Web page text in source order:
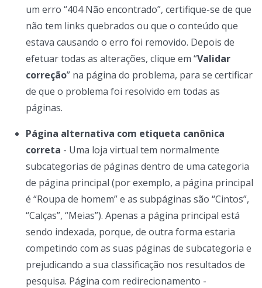
um erro “404 Não encontrado”, certifique-se de que
não tem links quebrados ou que o conteúdo que
estava causando o erro foi removido. Depois de
efetuar todas as alterações, clique em “Validar
correção” na página do problema, para se certificar
de que o problema foi resolvido em todas as
páginas.
Página alternativa com etiqueta canônica
correta - Uma loja virtual tem normalmente
subcategorias de páginas dentro de uma categoria
de página principal (por exemplo, a página principal
é “Roupa de homem” e as subpáginas são “Cintos”,
“Calças”, “Meias”). Apenas a página principal está
sendo indexada, porque, de outra forma estaria
competindo com as suas páginas de subcategoria e
prejudicando a sua classificação nos resultados de
pesquisa. Página com redirecionamento -